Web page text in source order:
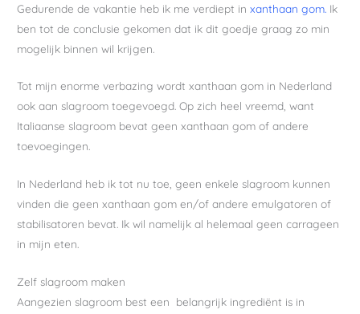
Gedurende de vakantie heb ik me verdiept inxanthaan gom. Ik
ben tot de conclusie gekomen dat ik dit goedje graag zo min
mogelijk binnen wil krijgen.
Tot mijn enorme verbazing wordt xanthaan gom in Nederland
ook aan slagroom toegevoegd. Op zich heel vreemd, want
Italiaanse slagroom bevat geen xanthaan gom of andere
toevoegingen.
In Nederland heb ik tot nu toe, geen enkele slagroom kunnen
vinden die geen xanthaan gom en/of andere emulgatoren of
stabilisatoren bevat. Ik wil namelijk al helemaal geen carrageen
in mijn eten.
Zelf slagroom maken
Aangezien slagroom best een belangrijk ingrediënt is in